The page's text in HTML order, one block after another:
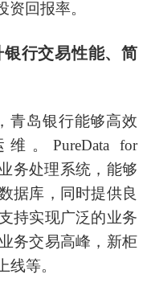
回报率。
行交易性能、简
青岛银行能够高效
。PureData for
务处理系统，能够
据库，同时提供良
持实现广泛的业务
务交易高峰，新柜
等。